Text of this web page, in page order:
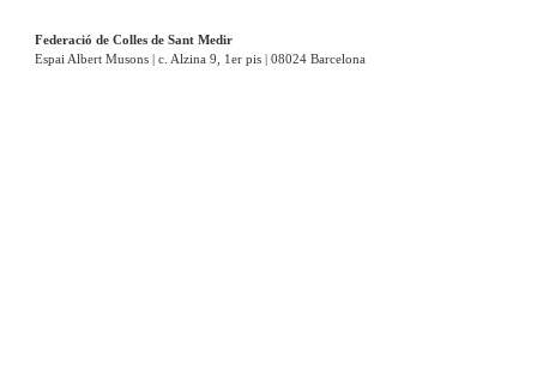
Federació de Colles de Sant Medir
Espai Albert Musons | c. Alzina 9, 1er pis | 08024 Barcelona